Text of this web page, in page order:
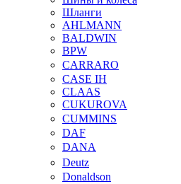
Шланги
AHLMANN
BALDWIN
BPW
CARRARO
CASE IH
CLAAS
CUKUROVA
CUMMINS
DAF
DANA
Deutz
Donaldson